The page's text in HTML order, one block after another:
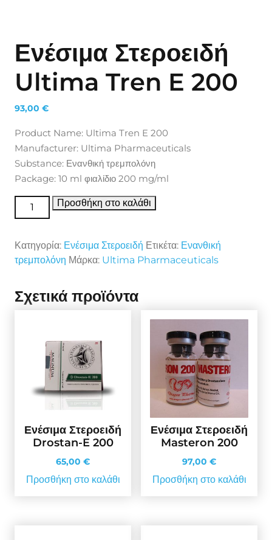
Ενέσιμα Στεροειδή
Ultima Tren E 200
93,00 €
Product Name: Ultima Tren E 200
Manufacturer: Ultima Pharmaceuticals
Substance: Ενανθική τρεμπολόνη
Package: 10 ml φιαλίδιο 200 mg/ml
Ενέσιμα Στεροειδή Ultima Tren E 200 ποσότητα
Προσθήκη στο καλάθι
Κατηγορία: Ενέσιμα Στεροειδή Ετικέτα: Ενανθική
τρεμπολόνη Μάρκα: Ultima Pharmaceuticals
Σχετικά προϊόντα
Ενέσιμα Στεροειδή
Drostan-E 200
65,00 €
Προσθήκη στο καλάθι
Ενέσιμα Στεροειδή
Masteron 200
97,00 €
Προσθήκη στο καλάθι